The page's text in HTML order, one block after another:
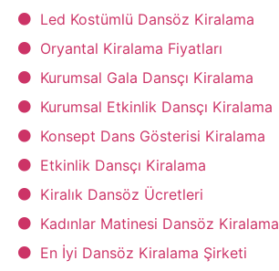
Led Kostümlü Dansöz Kiralama
Oryantal Kiralama Fiyatları
Kurumsal Gala Dansçı Kiralama
Kurumsal Etkinlik Dansçı Kiralama
Konsept Dans Gösterisi Kiralama
Etkinlik Dansçı Kiralama
Kiralık Dansöz Ücretleri
Kadınlar Matinesi Dansöz Kiralama
En İyi Dansöz Kiralama Şirketi